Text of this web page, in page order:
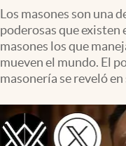
Clima
Espiritualidad
Mediakit
abre en nueva pestaña
México
Los masones son una
poderosas que existen
masones los que
mueven el mundo. El
masonería se reveló en